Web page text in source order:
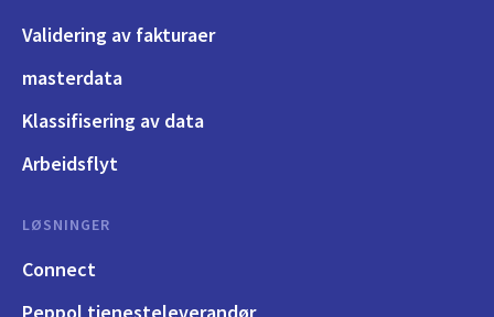
Validering av fakturaer
masterdata
Klassifisering av data
Arbeidsflyt
LØSNINGER
Connect